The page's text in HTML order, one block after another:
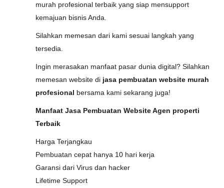
murah profesional terbaik yang siap mensupport
kemajuan bisnis Anda.
Silahkan memesan dari kami sesuai langkah yang
tersedia.
Ingin merasakan manfaat pasar dunia digital? Silahkan
memesan website di jasa pembuatan website murah
profesional bersama kami sekarang juga!
Manfaat Jasa Pembuatan Website Agen properti
Terbaik
Harga Terjangkau
Pembuatan cepat hanya 10 hari kerja
Garansi dari Virus dan hacker
Lifetime Support